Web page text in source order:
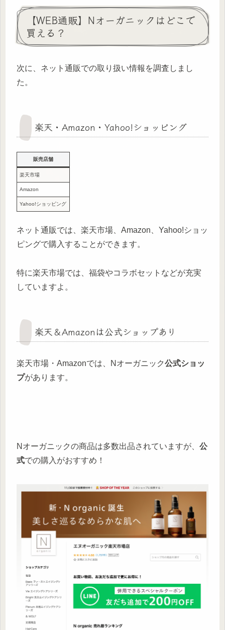
【WEB通販】Nオーガニックはどこで
買える？
次に、ネット通販での取り扱い情報を調査しまし
た。
楽天・Amazon・Yahoo!ショッピング
販売店舗
楽天市場
Amazon
Yahoo!ショッピング
ネット通販では、楽天市場、Amazon、Yahoo!ショッ
ピングで購入することができます。
特に楽天市場では、福袋やコラボセットなどが充実
していますよ。
楽天＆Amazonは公式ショップあり
楽天市場・Amazonでは、Nオーガニック公式ショッ
プがあります。
Nオーガニックの商品は多数出品されていますが、 公
式での購入がおすすめ！